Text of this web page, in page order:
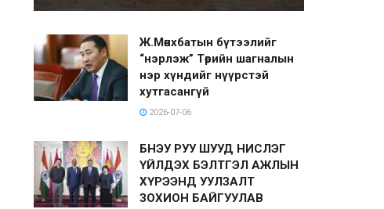
Ж.Мөнхбатын бүтээлийг
“нэрлэж” Төрийн шагналын
нэр хүндийг нүүрстэй
хутгасангүй
2026-07-06
БНЭУ РУУ ШУУД НИСЛЭГ
ҮЙЛДЭХ БЭЛТГЭЛ АЖЛЫН
ХҮРЭЭНД УУЛЗАЛТ
ЗОХИОН БАЙГУУЛАВ